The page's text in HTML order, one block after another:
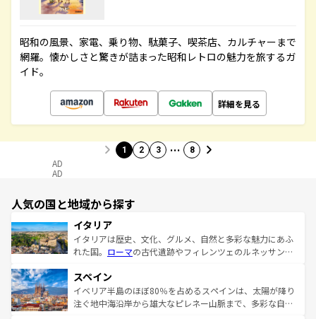
昭和の風景、家電、乗り物、駄菓子、喫茶店、カルチャーまで
網羅。懐かしさと驚きが詰まった昭和レトロの魅力を旅するガ
イド。
詳細を見る
1 2 3 … 8
AD
AD
人気の国と地域から探す
イタリア
イタリアは歴史、文化、グルメ、自然と多彩な魅力にあふ
れた国。 ローマの古代遺跡やフィレンツェのルネッサンス
ろん、トスカーナの美しい田園風景やアマルフィ海岸の絶
景など、自然景観も見逃せない。観光の合間には、本場の
ピザやパスタなど、絶品のイタリア料理を堪能することも
スペイン
イベリア半島のほぼ80％を占めるスペインは、太陽が降り
注ぐ地中海沿岸から雄大なピレネー山脈まで、多彩な自然